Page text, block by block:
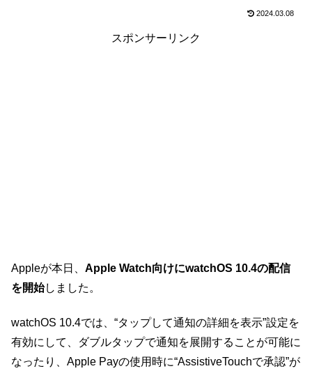
2024.03.08
スポンサーリンク
Appleが本日、 Apple Watch向けにwatchOS 10.4の配信
を開始しました。
watchOS 10.4では、“タップして通知の詳細を表示”設定を
有効にして、ダブルタップで通知を展開することが可能に
なったり、Apple Payの使用時に“AssistiveTouchで承認”が